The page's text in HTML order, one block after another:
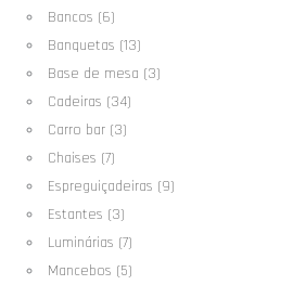
Bancos (6)
Banquetas (13)
Base de mesa (3)
Cadeiras (34)
Carro bar (3)
Chaises (7)
Espreguiçadeiras (9)
Estantes (3)
Luminárias (7)
Mancebos (5)